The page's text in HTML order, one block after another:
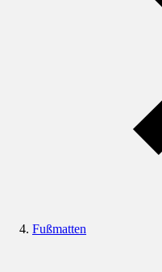
Fußmatten